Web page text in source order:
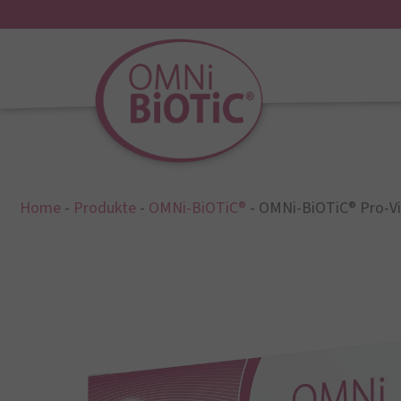
Home - Produkte - OMNi-BiOTiC® - OMNi-BiOTiC® Pro-